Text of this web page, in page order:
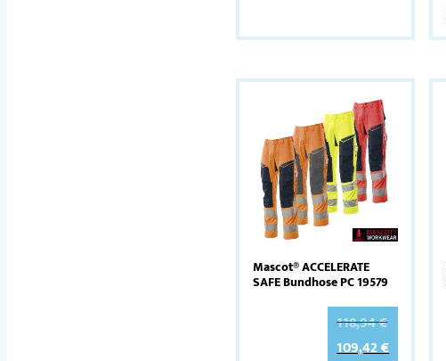
Mascot® ACCELERATE
SAFE Bundhose PC 19579
118,94€
109,42€